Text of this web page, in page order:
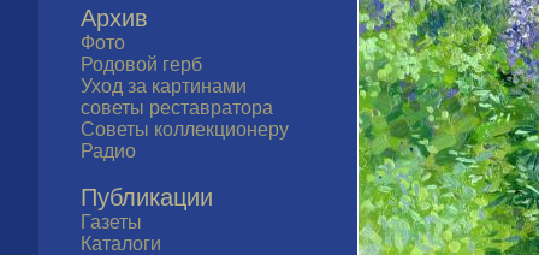
Архив
Фото
Родовой герб
Уход за картинами
советы реставратора
Советы коллекционеру
Радио
Публикации
Газеты
Каталоги